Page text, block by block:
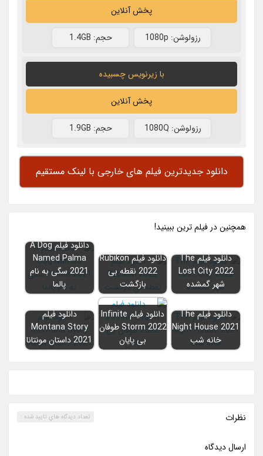
پخش آنلاین
رزولوشن: 1080p حجم: 1.4GB
با زیرنویس چسبیده
پخش آنلاین
رزولوشن: 1080Q حجم: 1.9GB
دانلود جدیدترین فیلم های خارجی با لینک مستقیم
همچنين در فيلم ترين ببينيد!
دانلود فیلم The
Lost City 2022
شهر گمشده
دانلود فیلم Rubikon
2022 نقطه بی
بازگشت
دانلود فیلم A Dog
Named Palma
2021 سگی به نام
پالما
دانلود فیلم The
Night House 2021
خانه شب
دانلود فیلم Infinite
Storm 2022 طوفان
بی پایان
دانلود فیلم
Montana Story
2021 داستان مونتانا
نظرات تعداد ديدگاه هاي تاييد شده :
ارسال ديدگاه